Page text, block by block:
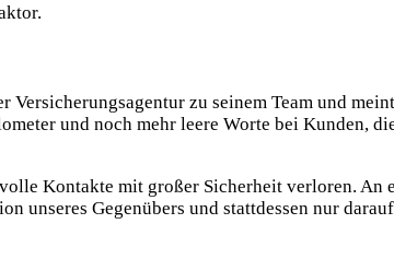
zu seinem Team und
und noch mehr leere Worte bei Kunden,
Kontakte mit großer Sicherheit verloren. An
unseres Gegenübers und stattdessen nur